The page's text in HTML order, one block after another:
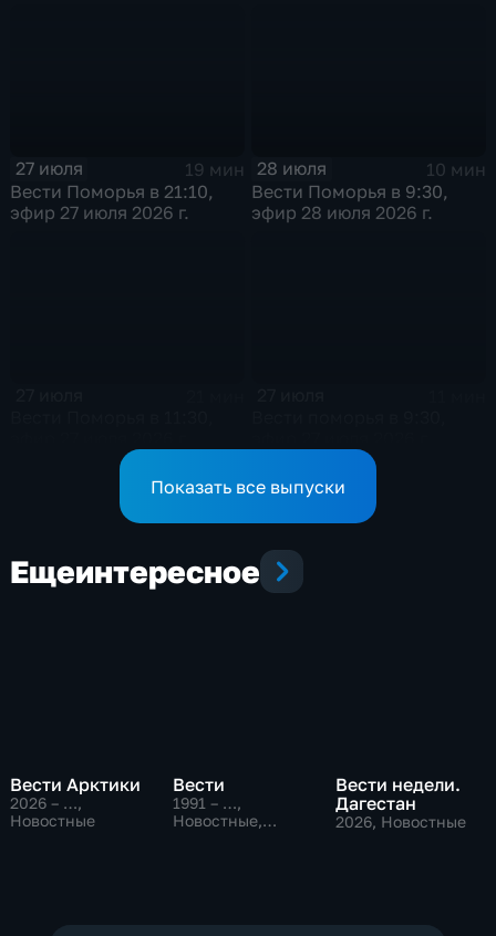
27 июля
19 мин
Вести Поморья в 21:10,
эфир 27 июля 2026 г.
28 июля
10 мин
Вести Поморья в 9:30,
эфир 28 июля 2026 г.
Показать все выпуски
Ещеинтересное
Вести Арктики
2026 – …,
Новостные
Вести
1991 – …,
Новостные,
Вести недели.
Дагестан
2026, Новостные